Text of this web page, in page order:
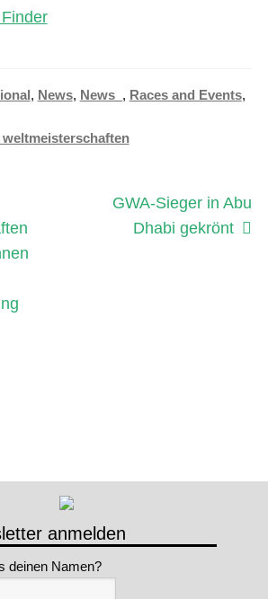
anmelden
deinen Namen?
, News, News_ , Races and Events,
weltmeisterschaften
Nächster
Beitrag:
GWA-Sieger in Abu
Dhabi gekrönt